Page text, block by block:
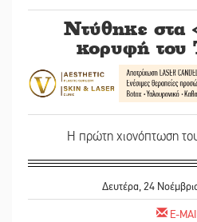
Ντύθηκε στα
κορυφή του
Η πρώτη χιονόπτωση
Δευτέρα, 24
E-